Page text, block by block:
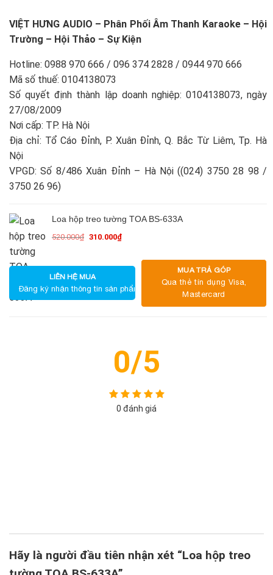
VIỆT HƯNG AUDIO – Phân Phối Âm Thanh Karaoke – Hội
Trường – Hội Thảo – Sự Kiện
Hotline: 0988 970 666 / 096 374 2828 / 0944 970 666
Mã số thuế: 0104138073
Số quyết định thành lập doanh nghiệp: 0104138073, ngày
27/08/2009
Nơi cấp: TP. Hà Nội
Địa chỉ: Tổ Cáo Đỉnh, P. Xuân Đỉnh, Q. Bắc Từ Liêm, Tp. Hà
Nội
VPGD: Số 8/486 Xuân Đỉnh – Hà Nội ((024) 3750 28 98 /
3750 26 96)
Loa hộp treo tường TOA BS-633A
520.000₫ Giá
là:
520.000₫.
310.000₫Giá
tại
310.000₫.
LIÊN HỆ MUA
Đăng ký nhận thông tin sản phẩm
MUA TRẢ GÓP
Qua thẻ tín dụng Visa,
Mastercard
0/5
0 đánh giá
Hãy là người đầu tiên nhận xét “Loa hộp treo